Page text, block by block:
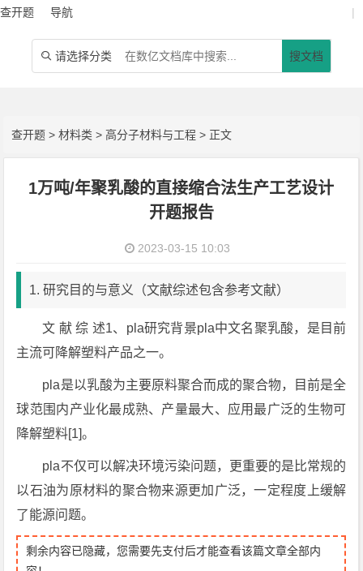
查开题 导航 |
 请选择分类 搜文档
查开题 >材料类 >高分子材料与工程 > 正文
1万吨/年聚乳酸的直接缩合法生产工艺设计
开题报告
2023-03-15 10:03
1. 研究目的与意义（文献综述包含参考文献）
文 献 综 述1、pla研究背景pla中文名聚乳酸，是目前
主流可降解塑料产品之一。
pla是以乳酸为主要原料聚合而成的聚合物，目前是全
球范围内产业化最成熟、产量最大、应用最广泛的生物可
降解塑料[1]。
pla不仅可以解决环境污染问题，更重要的是比常规的
以石油为原材料的聚合物来源更加广泛，一定程度上缓解
了能源问题。
剩余内容已隐藏，您需要先支付后才能查看该篇文章全部内